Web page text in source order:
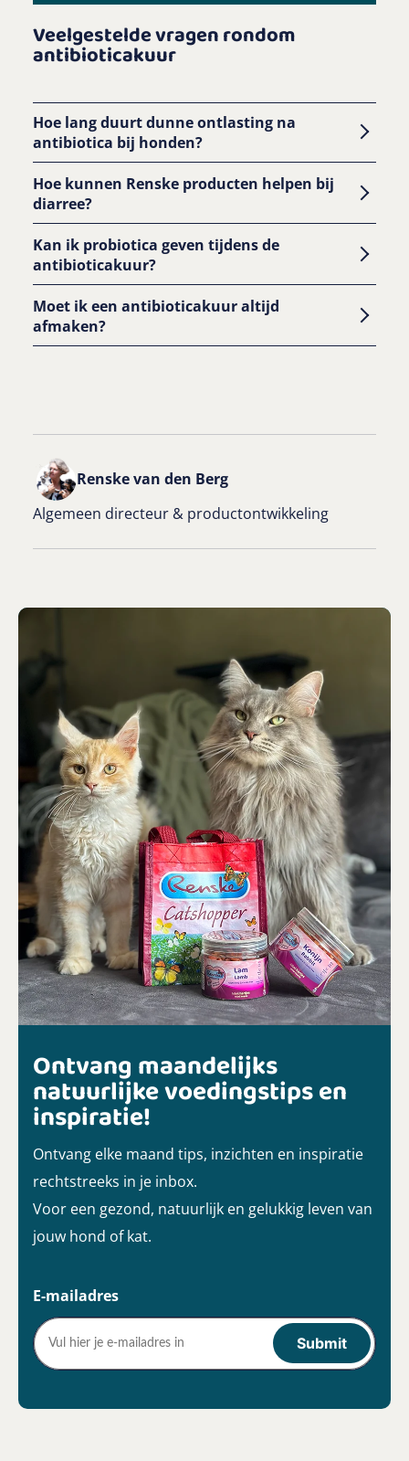
Veelgestelde vragen rondom
antibioticakuur
Hoe lang duurt dunne ontlasting na
antibiotica bij honden?
Hoe kunnen Renske producten helpen bij
diarree?
maaltijden
Heal 5. Darmen
Kan ik probiotica geven tijdens de
antibioticakuur?
Moet ik een antibioticakuur altijd
afmaken?
de infectie terugkomt
bacteriën resistent worden (lastiger te
behandelen)
Renske van den Berg
Algemeen directeur & productontwikkeling
Ontvang maandelijks
natuurlijke voedingstips en
inspiratie!
Ontvang elke maand tips, inzichten en inspiratie
rechtstreeks in je inbox.
Voor een gezond, natuurlijk en gelukkig leven van
jouw hond of kat.
E-mailadres